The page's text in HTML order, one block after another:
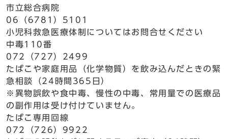
市立総合病院
06（6781）5101
小児科救急医療体制についてはお問合せください
中毒110番
072（727）2499
たばこや家庭用品（化学物質）を飲み込んだときの緊
急相談（24時間365日）
※異物誤飲や食中毒、慢性の中毒、常用量での医療品
の副作用は受け付けていません。
たばこ専用回線
072（726）9922